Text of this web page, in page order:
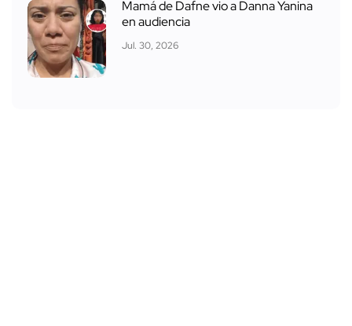
Mamá de Dafne vio a Danna Yanina
en audiencia
Jul. 30, 2026